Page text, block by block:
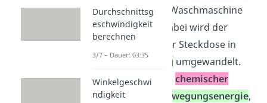
wenn du die Waschmaschine
anmachst. Dabei wird der
Strom
aus der Steckdose in
eineDrehung umgewandelt.
Umwandlung chemischer
Energie
Bewegungsenergie,
Durchschnittsg
eschwindigkeit
berechnen
3/7 – Dauer: 03:35
Winkelgeschwi
ndigkeit